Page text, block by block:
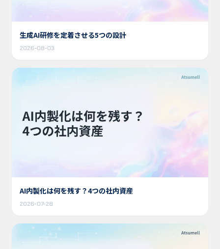
生成AI研修を定着させる5つの設計
2026-08-03
AI内製化は何を残す？4つの社内資産
2026-07-28